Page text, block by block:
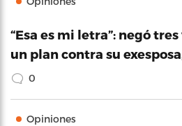
“Esa es mi letra”: negó
un plan contra su
0
Opiniones